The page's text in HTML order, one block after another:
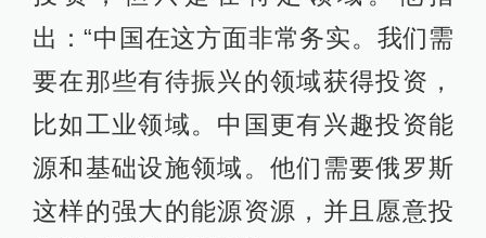
出：“中国在这方面非常务实。我们需
要在那些有待振兴的领域获得投资，
比如工业领域。中国更有兴趣投资能
源和基础设施领域。他们需要俄罗斯
这样的强大的能源资源，并且愿意投